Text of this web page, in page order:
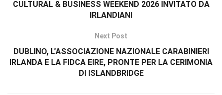
CULTURAL & BUSINESS WEEKEND 2026 INVITATO DA
IRLANDIANI
Next Post
DUBLINO, L’ASSOCIAZIONE NAZIONALE CARABINIERI
IRLANDA E LA FIDCA EIRE, PRONTE PER LA CERIMONIA
DI ISLANDBRIDGE